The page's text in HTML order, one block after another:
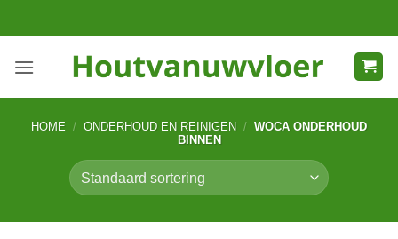
naar
HOME / ONDERHOUD EN REINIGEN / WOCA ONDERHOUD
BINNEN